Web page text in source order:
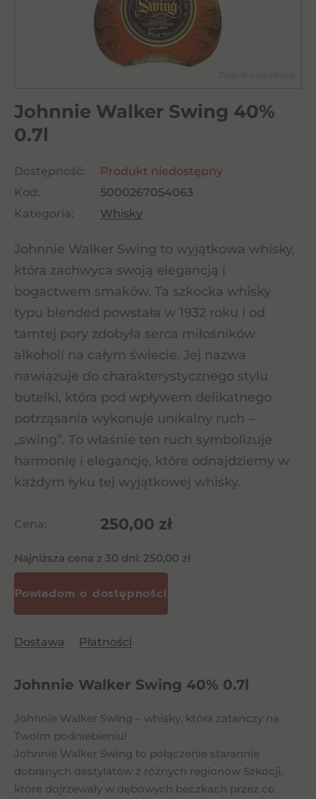
Johnnie Walker Swing 40%
0.7l
Dostępność:
Produkt niedostępny
Kod:
5000267054063
Kategoria:
Whisky
Johnnie Walker Swing to wyjątkowa whisky,
która zachwyca swoją elegancją i
bogactwem smaków. Ta szkocka whisky
typu blended powstała w 1932 roku i od
tamtej pory zdobyła serca miłośników
alkoholi na całym świecie. Jej nazwa
nawiązuje do charakterystycznego stylu
butelki, która pod wpływem delikatnego
potrząsania wykonuje unikalny ruch –
„swing”. To właśnie ten ruch symbolizuje
harmonię i elegancję, które odnajdziemy w
każdym łyku tej wyjątkowej whisky.
Cena: 250,00 zł
Najniższa cena z 30 dni: 250,00 zł
Dostawa Płatności
Johnnie Walker Swing 40% 0.7l
Johnnie Walker Swing – whisky, która zatańczy na
Twoim podniebieniu!
Johnnie Walker Swing to połączenie starannie
dobranych destylatów z różnych regionów Szkocji,
które dojrzewały w dębowych beczkach przez co